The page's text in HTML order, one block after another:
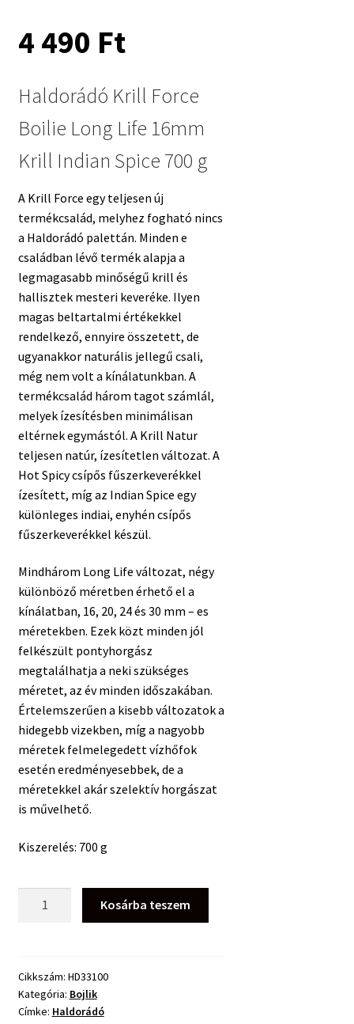
4 490 Ft
Haldorádó Krill Force
Boilie Long Life 16mm
Krill Indian Spice 700 g
A Krill Force egy teljesen új
termékcsalád, melyhez fogható nincs
a Haldorádó palettán. Minden e
családban lévő termék alapja a
legmagasabb minőségű krill és
hallisztek mesteri keveréke. Ilyen
magas beltartalmi értékekkel
rendelkező, ennyire összetett, de
ugyanakkor naturális jellegű csali,
még nem volt a kínálatunkban. A
termékcsalád három tagot számlál,
melyek ízesítésben minimálisan
eltérnek egymástól. A Krill Natur
teljesen natúr, ízesítetlen változat. A
Hot Spicy csípős fűszerkeverékkel
ízesített, míg az Indian Spice egy
különleges indiai, enyhén csípős
fűszerkeverékkel készül.
Mindhárom Long Life változat, négy
különböző méretben érhető el a
kínálatban, 16, 20, 24 és 30 mm – es
méretekben. Ezek közt minden jól
felkészült pontyhorgász
megtalálhatja a neki szükséges
méretet, az év minden időszakában.
Értelemszerűen a kisebb változatok a
hidegebb vizekben, míg a nagyobb
méretek felmelegedett vízhőfok
esetén eredményesebbek, de a
méretekkel akár szelektív horgászat
is művelhető.
Kiszerelés: 700 g
Long
Life
16mm
Kosárba teszem
Cikkszám: HD33100
Kategória: Bojlik
Címke: Haldorádó